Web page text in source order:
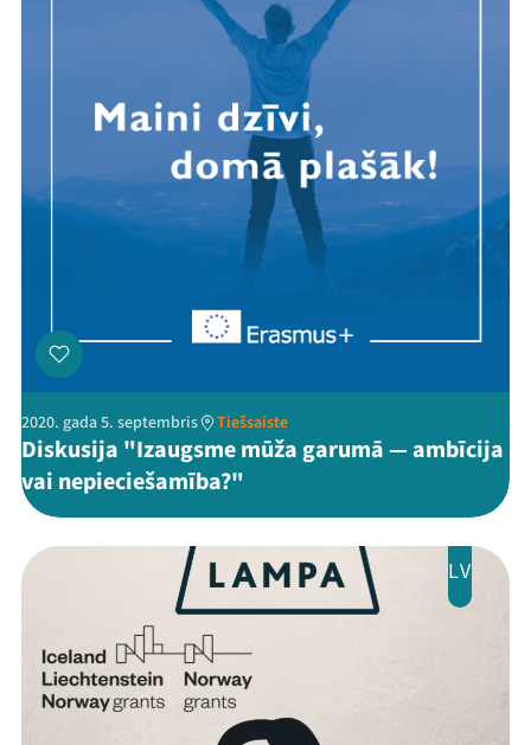
2020. gada 5. septembris Tiešsaiste
Diskusija "Izaugsme mūža garumā — ambīcija
vai nepieciešamība?"
LV